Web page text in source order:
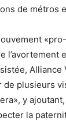
de métros
l’avortement
Alliance
de plusieurs
y
la